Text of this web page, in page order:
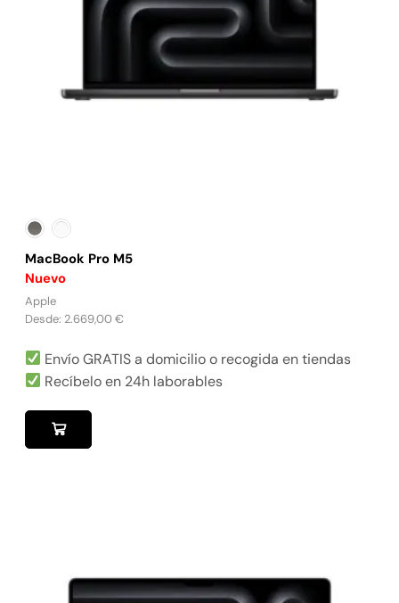
MacBook Pro M5
Nuevo
Apple
Desde: 2.669,00€
Envío GRATIS a domicilio o recogida en tiendas
Recíbelo en 24h laborables